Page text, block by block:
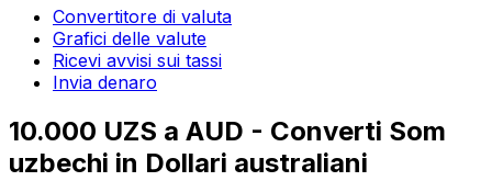
Convertitore di valuta
Grafici delle valute
Ricevi avvisi sui tassi
Invia denaro
10.000 UZS a AUD - Converti Som
uzbechi in Dollari australiani